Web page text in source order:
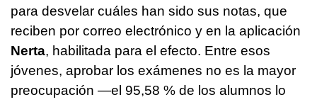
para desvelar cuáles han sido sus notas, que
reciben por correo electrónico y en la aplicación
Nerta, habilitada para el efecto. Entre esos
jóvenes, aprobar los exámenes no es la mayor
preocupación —el 95,58 % de los alumnos lo